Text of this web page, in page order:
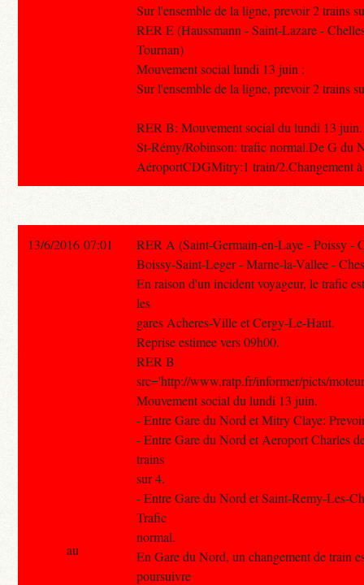
Sur l'ensemble de la ligne, prevoir 2 trains
RER E (Haussmann - Saint-Lazare -
Tournan)
Mouvement social lundi 13 juin :
Sur l'ensemble de la ligne, prevoir 2 trains
RER B: Mouvement social du lundi 13
St-Rémy/Robinson: trafic normal.De G du
AéroportCDGMitry:1 train/2.Changement
13/6/2016 07:01
RER A (Saint-Germain-en-Laye - Poissy -
Boissy-Saint-Leger - Marne-la-Vallee -
En raison d'un incident voyageur, le trafic
les
gares Acheres-Ville et Cergy-Le-Haut.
Reprise estimee vers 09h00.
RER B
src='http://www.ratp.fr/informer/picts/
Mouvement social du lundi 13 juin.
- Entre Gare du Nord et Mitry Claye:
- Entre Gare du Nord et Aeroport Charles
trains
sur 4.
- Entre Gare du Nord et Saint-Remy-Les-
Trafic
normal.
En Gare du Nord, un changement de train
poursuivre
au